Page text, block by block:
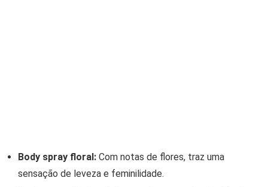
Body spray floral: Com notas de flores, traz uma
sensação de leveza e feminilidade.